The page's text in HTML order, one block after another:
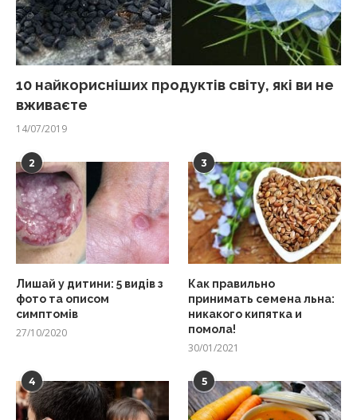
10 найкорисніших продуктів світу, які ви не
вживаєте
14/07/2019
2
Лишай у дитини: 5 видів з
фото та описом
симптомів
27/10/2020
3
Как правильно
принимать семена льна:
никакого кипятка и
помола!
30/01/2021
4 5